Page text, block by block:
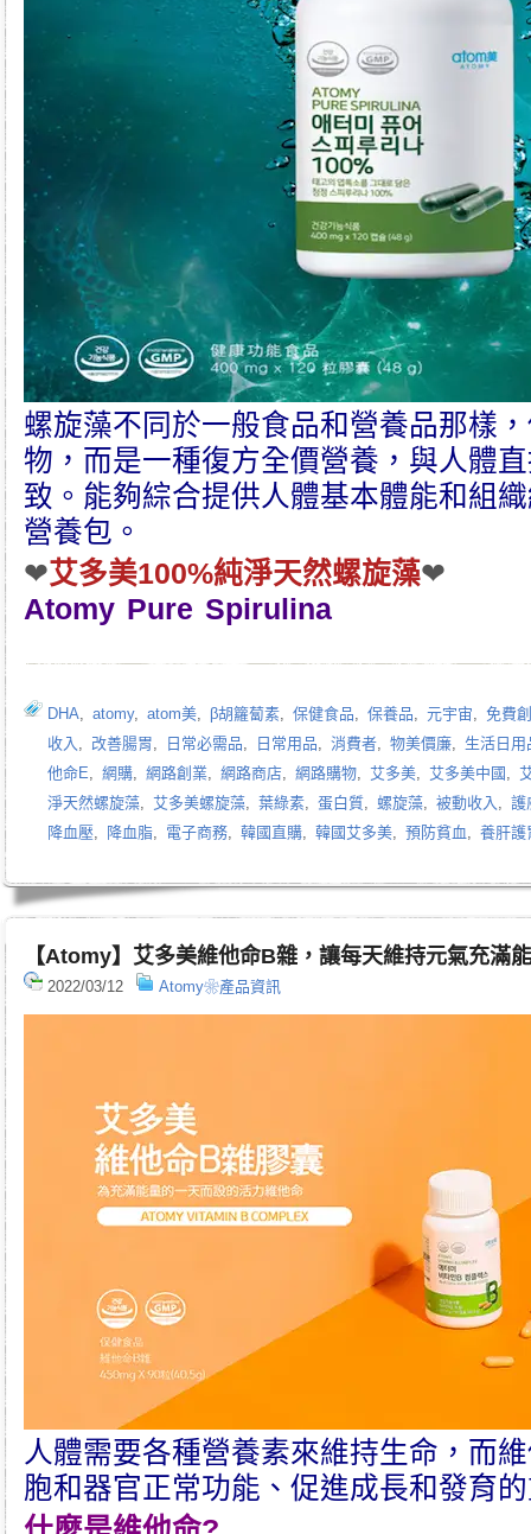
螺旋藻不同於一般食品和營養品那樣
物，而是一種復方全價營養，與人體
致。能夠綜合提供人體基本體能和組
營養包。
❤艾多美100%純淨天然螺旋藻❤
Atomy Pure Spirulina
DHA, atomy, atom美, β胡籮蔔素, 保健食品, 保養品, 元宇宙, 免費
收入 , 改善腸胃, 日常必需品, 日常用品, 消費者, 物美價廉, 生活日用
他命E, 網購, 網路創業, 網路商店, 網路購物, 艾多美, 艾多美中國 ,
淨天然螺旋藻, 艾多美螺旋藻, 葉綠素, 蛋白質, 螺旋藻, 被動收入 , 護
降血壓, 降血脂, 電子商務, 韓國直購, 韓國艾多美, 預防貧血, 養肝護
【Atomy】艾多美維他命B雜，讓每天維持元氣充滿
2022/03/12 Atomy❀產品資訊
人體需要各種營養素來維持生命，而
胞和器官正常功能、促進成長和發育